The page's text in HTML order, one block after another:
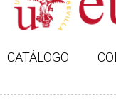
CATÁLOGO